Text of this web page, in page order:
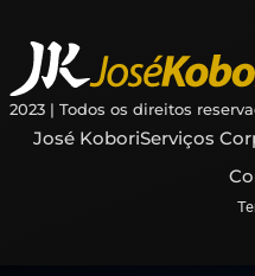
2023 | Todos os direitos
José KoboriServiços